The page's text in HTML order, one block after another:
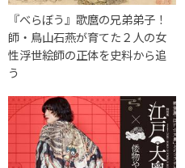
『べらぼう』歌麿の兄弟弟子！
師・鳥山石燕が育てた２人の女
性浮世絵師の正体を史料から追
う